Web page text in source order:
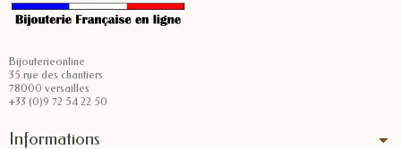
Bijouterieonline
35 rue des chantiers
78000 versailles
+33 (0)9 72 54 22 50
Informations